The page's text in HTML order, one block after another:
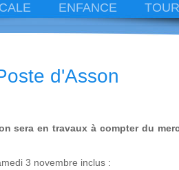
ENFANCE
d'Asson
sera en travaux à compter du
3 novembre inclus :